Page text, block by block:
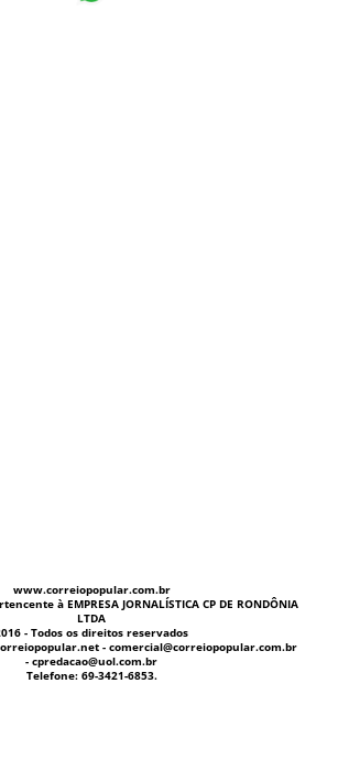
www.correiopopular.com.br
à EMPRESA JORNALÍSTICA CP DE RONDÔNIA
LTDA
- Todos os direitos reservados
- comercial@correiopopular.com.br
- cpredacao@uol.com.br
Telefone: 69-3421-6853.